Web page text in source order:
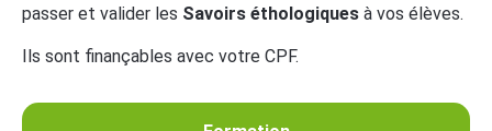
passer et valider les Savoirs éthologiques à vos élèves.
Ils sont finançables avec votre CPF.